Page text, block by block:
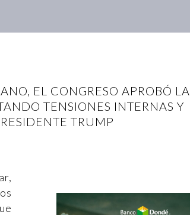
EL CONGRESO APROBÓ LA
TENSIONES INTERNAS Y
TRUMP